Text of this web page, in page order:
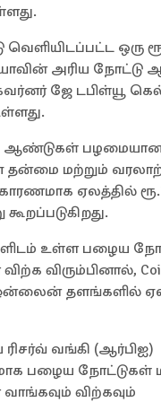
ஒரு
அரிய நோட்டு
ஜே டபிள்யூ
ஆண்டுகள்
மற்றும்
காரணமாக ஏலத்தில்
உள்ள பழைய
விரும்பினால், Coin
தளங்களில்
வங்கி (ஆர்பிஐ)
பழைய நோட்டுகள்
விற்கவும்